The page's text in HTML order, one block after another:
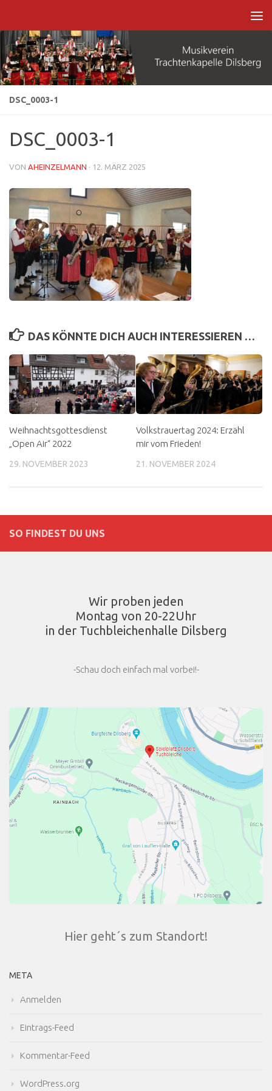
DSC_0003-1
DSC_0003-1
VON AHEINZELMANN · 12. MÄRZ 2025
DAS KÖNNTE DICH AUCH INTERESSIEREN …
Weihnachtsgottesdienst
„Open Air“ 2022
29. NOVEMBER 2023
Volkstrauertag 2024: Erzähl
mir vom Frieden!
21. NOVEMBER 2024
SO FINDEST DU UNS
Wir proben jeden
Montag von 20-22Uhr
in der Tuchbleichenhalle Dilsberg
-Schau doch einfach mal vorbei!-
Hier geht´s zum Standort!
META
Anmelden
Eintrags-Feed
Kommentar-Feed
WordPress.org